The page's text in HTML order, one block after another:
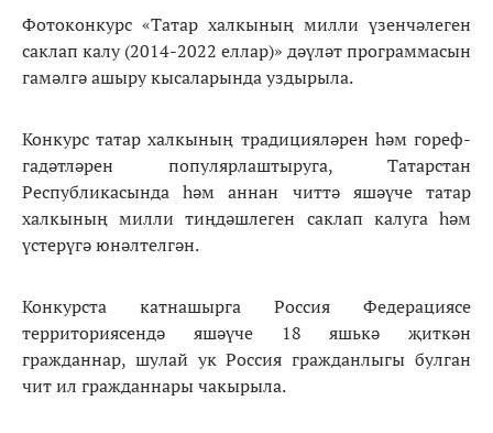
Фотоконкурс «Татар халкының милли үзенчәлеген
саклап калу (2014-2022 еллар)» дәүләт программасын
гамәлгә ашыру кысаларында уздырыла.
Конкурс татар халкының традицияләрен һәм гореф-
гадәтләрен популярлаштыруга, Татарстан
Республикасында һәм аннан читтә яшәүче татар
халкының милли тиңдәшлеген саклап калуга һәм
үстерүгә юнәлтелгән.
Конкурста катнашырга Россия Федерациясе
территориясендә яшәүче 18 яшькә җиткән
гражданнар, шулай ук Россия гражданлыгы булган
чит ил гражданнары чакырыла.